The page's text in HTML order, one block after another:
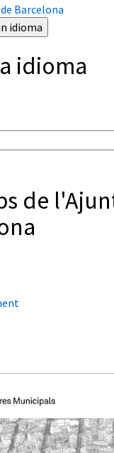
idioma
idioma
de